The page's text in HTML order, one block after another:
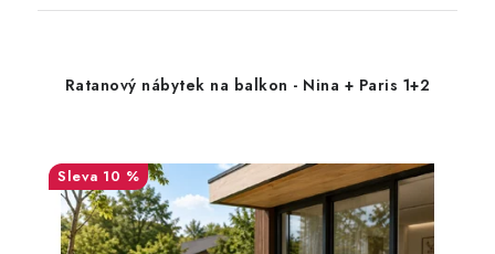
Ratanový nábytek na balkon - Nina + Paris 1+2
10 %